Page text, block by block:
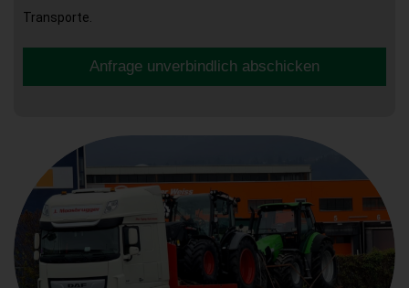
Transporte.
Anfrage unverbindlich abschicken